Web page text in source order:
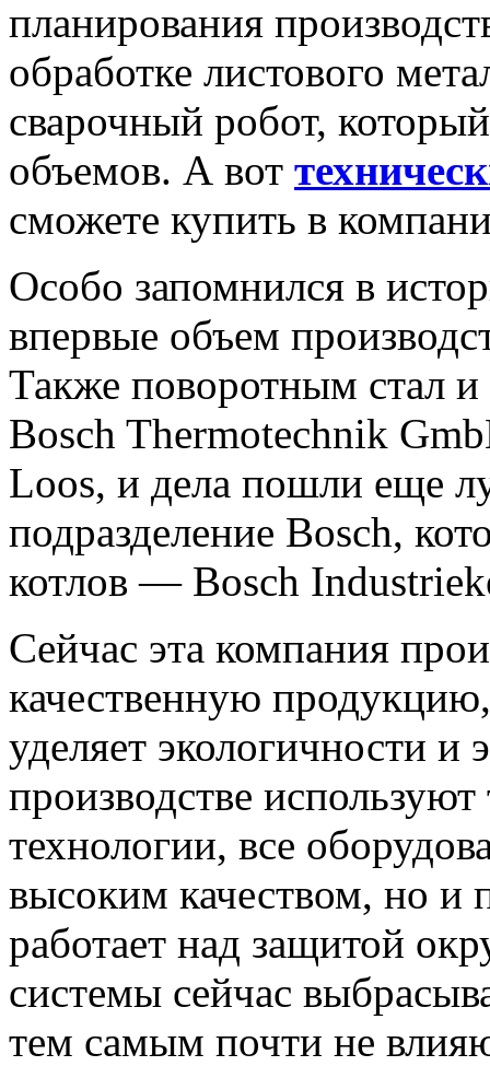
планирования
обработке листового
сварочный робот,
объемов. А вот
сможете купить в
Особо запомнился в
впервые объем
Также поворотным стал и
Bosch Thermotechnik
Loos, и дела пошли еще
подразделение Bosch,
котлов — Bosch
Сейчас эта компания
качественную
уделяет экологичности и
производстве
технологии, все
высоким качеством, но и
работает над защитой
системы сейчас
тем самым почти не